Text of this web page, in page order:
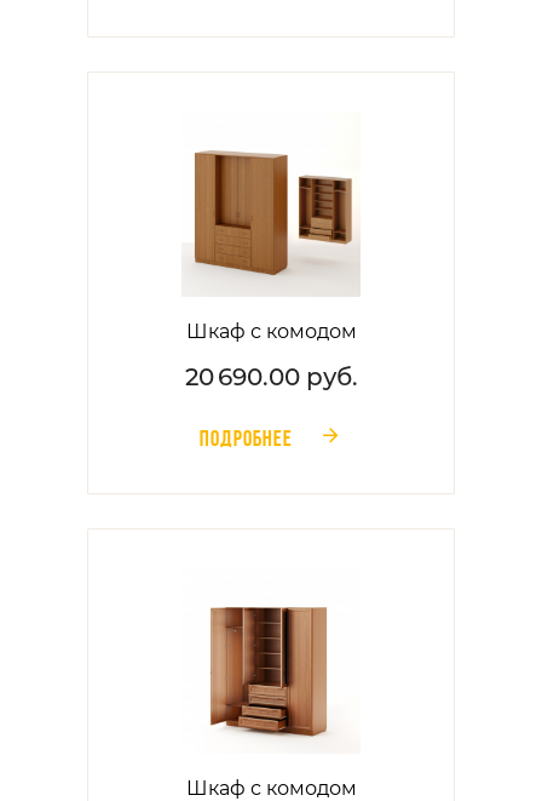
Шкаф с комодом
20 690.00 руб.
ПОДРОБНЕЕ 󰁔
Шкаф с комодом